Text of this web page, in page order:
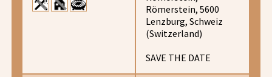
Römerstein, 5600
Lenzburg, Schweiz
(Switzerland)
SAVE THE DATE